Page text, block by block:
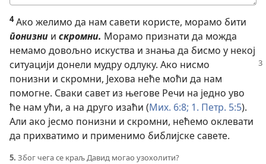
одговор
4Ако желимо да нам савети користе, морамо бити
понизни и скромни. Морамо признати да можда
немамо довољно искуства и знања да бисмо у некој
ситуацији донели мудру одлуку. Ако нисмо
понизни и скромни, Јехова неће моћи да нам
помогне. Сваки савет из његове Речи на једно уво
ће нам ући, а на друго изаћи (Мих. 6:8; 1. Петр. 5:5).
Али ако јесмо понизни и скромни, нећемо оклевати
да прихватимо и применимо библијске савете.
5. Због чега се краљ Давид могао узохолити?